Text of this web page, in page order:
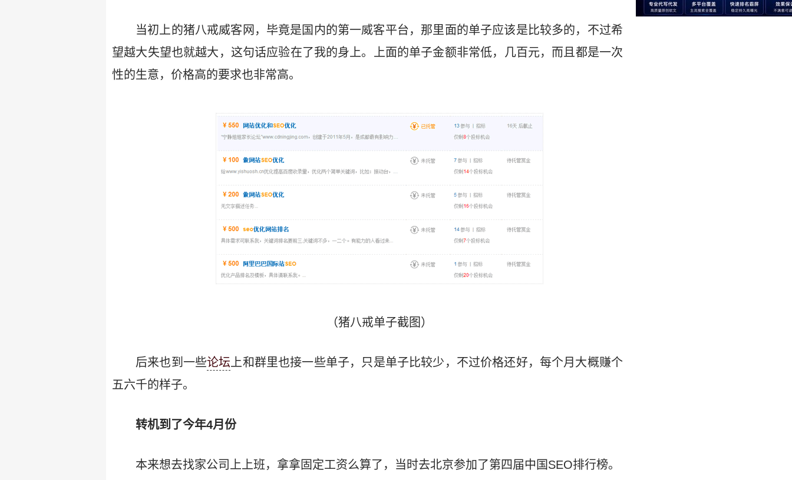
当初上的猪八戒威客网，毕竟是国内的第一威客平台，那里面的单子应该是比较多的，不过希
望越大失望也就越大，这句话应验在了我的身上。上面的单子金额非常低，几百元，而且都是一次
性的生意，价格高的要求也非常高。
（猪八戒单子截图）
后来也到一些论坛 上和群里也接一些单子，只是单子比较少，不过价格还好，每个月大概赚个
五六千的样子。
转机到了今年4月份
本来想去找家公司上上班，拿拿固定工资么算了，当时去北京参加了第四届中国SEO排行榜。